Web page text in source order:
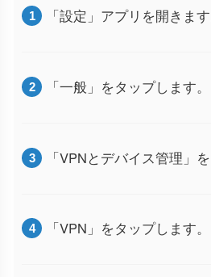
「設定」アプリを開きます
「一般」をタップします。
「VPNとデバイス管理」
「VPN」をタップします。